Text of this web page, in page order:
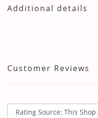
Additional details
Customer Reviews